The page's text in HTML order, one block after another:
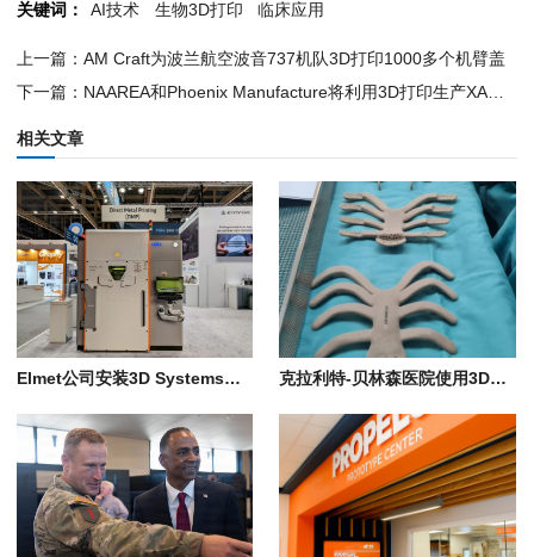
关键词： AI技术 生物3D打印 临床应用
上一篇：AM Craft为波兰航空波音737机队3D打印1000多个机臂盖
相关文章
Elmet公司安装3D Systems金属3D打印机，用于生产一体式高超音速热交换器 克拉利特-贝林森医院使用3D打印PEKK植入物为患者重建胸壁